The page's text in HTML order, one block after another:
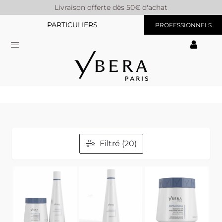
Livraison offerte dès 50€ d'achat
PARTICULIERS
PROFESSIONNELS
Filtré (20)